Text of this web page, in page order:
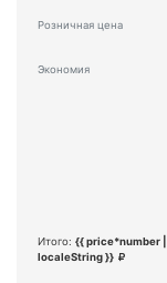
Розничная цена
Экономия
Итого: {{ price*number |
localeString }}